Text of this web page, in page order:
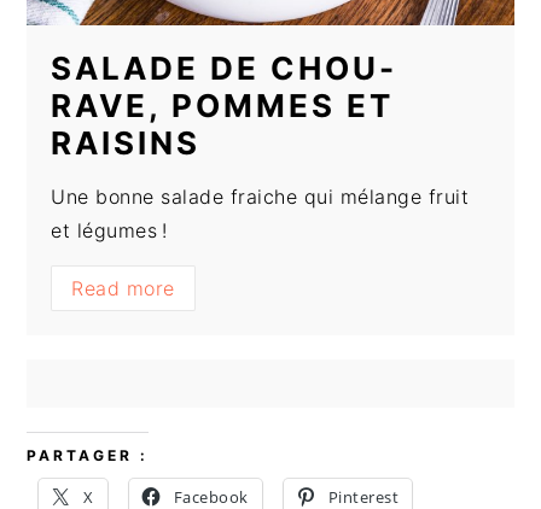
SALADE DE CHOU-
RAVE, POMMES ET
RAISINS
Une bonne salade fraiche qui mélange fruit
et légumes !
Read more
PARTAGER :
X Facebook Pinterest